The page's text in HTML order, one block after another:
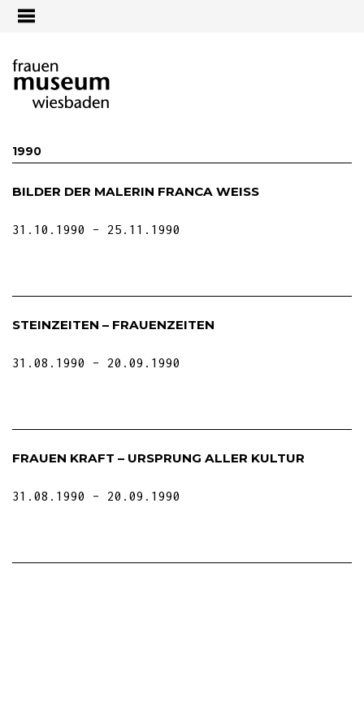
1990
BILDER DER MALERIN FRANCA WEISS
31.10.1990 25.11.1990
STEINZEITEN – FRAUENZEITEN
31.08.1990 20.09.1990
FRAUEN KRAFT – URSPRUNG ALLER KULTUR
31.08.1990 20.09.1990